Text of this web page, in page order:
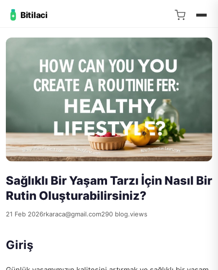
Bitilaci
Sağlıklı Bir Yaşam Tarzı İçin Nasıl Bir
Rutin Oluşturabilirsiniz?
21 Feb 2026rkaraca@gmail.com290 blog.views
Giriş